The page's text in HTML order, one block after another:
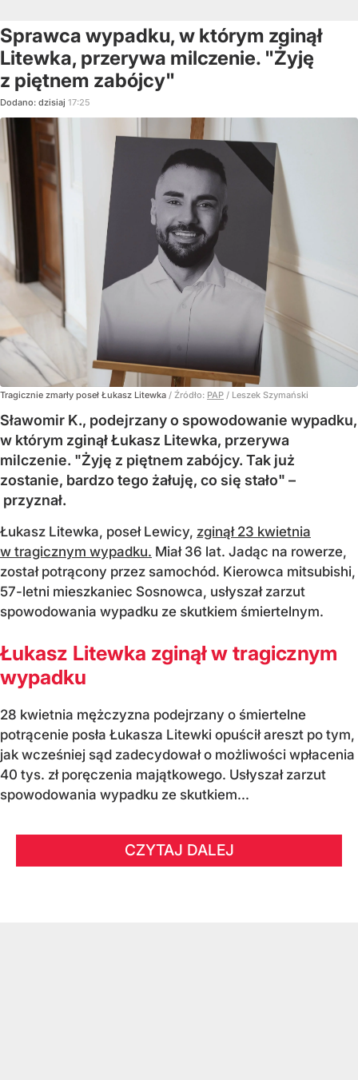
Sprawca wypadku, w którym zginął
Litewka, przerywa milczenie. "Żyję
z piętnem zabójcy"
Dodano: dzisiaj 17:25
Tragicznie zmarły poseł Łukasz Litewka / Źródło: PAP / Leszek Szymański
Sławomir K., podejrzany o spowodowanie wypadku,
w którym zginął Łukasz Litewka, przerywa
milczenie. "Żyję z piętnem zabójcy. Tak już
zostanie, bardzo tego żałuję, co się stało" –
przyznał.
Łukasz Litewka, poseł Lewicy, zginął 23 kwietnia
w tragicznym wypadku. Miał 36 lat. Jadąc na rowerze,
został potrącony przez samochód. Kierowca mitsubishi,
57-letni mieszkaniec Sosnowca, usłyszał zarzut
spowodowania wypadku ze skutkiem śmiertelnym.
Łukasz Litewka zginął w tragicznym
wypadku
28 kwietnia mężczyzna podejrzany o śmiertelne
potrącenie posła Łukasza Litewki opuścił areszt po tym,
jak wcześniej sąd zadecydował o możliwości wpłacenia
40 tys. zł poręczenia majątkowego. Usłyszał zarzut
spowodowania wypadku ze skutkiem...
CZYTAJ DALEJ